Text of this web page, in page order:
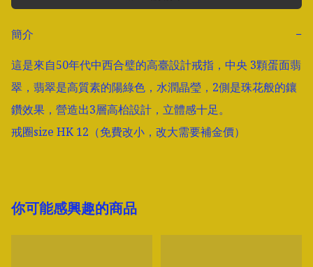
簡介
−
這是來自50年代中西合璧的高臺設計戒指，中央 3顆蛋面翡
翠，翡翠是高質素的陽綠色，水潤晶瑩，2側是珠花般的鑲
鑽效果，營造出3層高枱設計，立體感十足。
戒圈size HK 12（免費改小，改大需要補金價）
你可能感興趣的商品